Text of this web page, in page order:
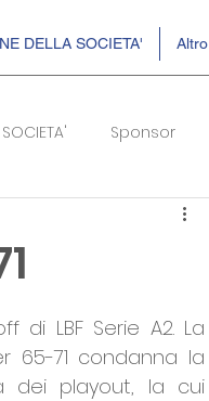
DELLA SOCIETA' Altro
SOCIETA' Sponsor
di LBF Serie A2. La
65-71 condanna la
dei playout, la cui